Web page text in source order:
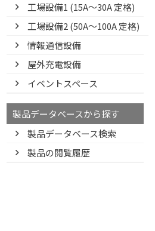
工場設備1 (15A〜30A 定格)
工場設備2 (50A〜100A 定格)
情報通信設備
屋外充電設備
イベントスペース
製品データベースから探す
製品データベース検索
製品の閲覧履歴